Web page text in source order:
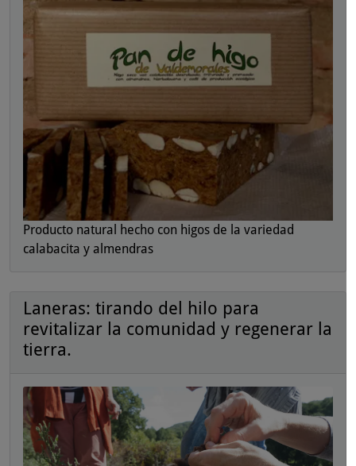
Producto natural hecho con higos de la variedad
calabacita y almendras
Laneras: tirando del hilo para
revitalizar la comunidad y regenerar la
tierra.